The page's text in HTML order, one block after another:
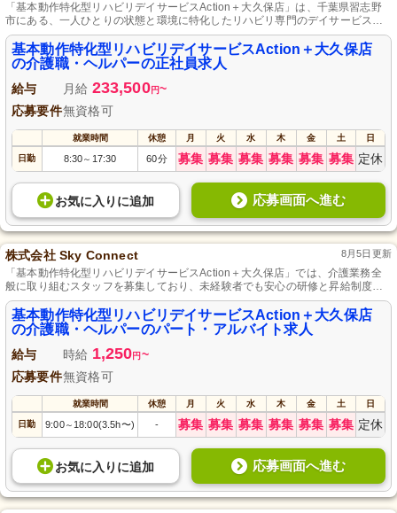
「基本動作特化型リハビリデイサービスAction＋大久保店」は、千葉県習志野
市にある、一人ひとりの状態と環境に特化したリハビリ専門のデイサービス
で、親切・丁寧な支援を提供しています。
基本動作特化型リハビリデイサービスAction＋大久保店
の介護職・ヘルパーの正社員求人
給与 月給 233,500円~
応募要件無資格可
就業時間 休憩 月 火 水 木 金 土 日
日勤 8:30～ 17:30 60分 募集 募集 募集 募集 募集 募集 定休
お気に入り に追加 応募画面へ進む
株式会社 Sky Connect 8月5日更新
「基本動作特化型リハビリデイサービスAction＋大久保店」では、介護業務全
般に取り組むスタッフを募集しており、未経験者でも安心の研修と昇給制度が
あるので、みなさまの積極的な参加をお待ちしています。
基本動作特化型リハビリデイサービスAction＋大久保店
の介護職・ヘルパーのパート・アルバイト求人
給与 時給 1,250円 ~
応募要件無資格可
就業時間 休憩 月 火 水 木 金 土 日
日勤 9:00～ 18:00(3.5h〜) - 募集 募集 募集 募集 募集 募集 定休
お気に入り に追加 応募画面へ進む